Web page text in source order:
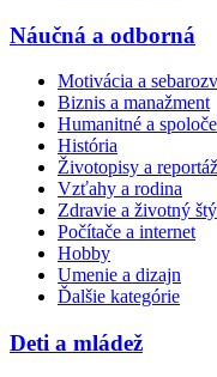
Náučná a odborná
Motivácia a
Biznis a manažment
Humanitné a
História
Životopisy a
Vzťahy a rodina
Zdravie a životný
Počítače a internet
Hobby
Umenie a dizajn
Ďalšie kategórie
Deti a mládež